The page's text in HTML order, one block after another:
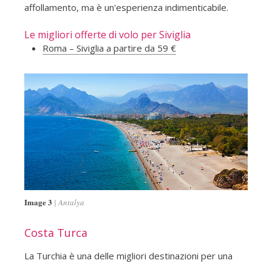
affollamento, ma è un'esperienza indimenticabile.
Le migliori offerte di volo per Siviglia
Roma – Siviglia a partire da 59 €
Image 3 Antalya
Costa Turca
La Turchia è una delle migliori destinazioni per una